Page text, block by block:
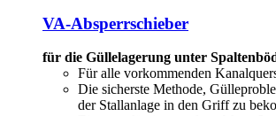
VA-Absperrschieber
für die Güllelagerung unter
Für alle vorkommenden
Die sicherste Methode,
der Stallanlage in den Griff zu